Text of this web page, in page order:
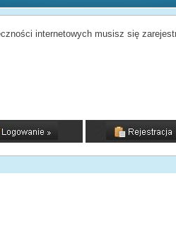
internetowych musisz się